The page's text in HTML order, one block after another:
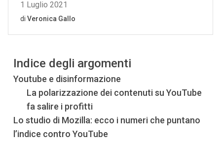
Indice degli argomenti
Youtube e disinformazione
La polarizzazione dei contenuti su YouTube
fa salire i profitti
Lo studio di Mozilla: ecco i numeri che puntano
l’indice contro YouTube